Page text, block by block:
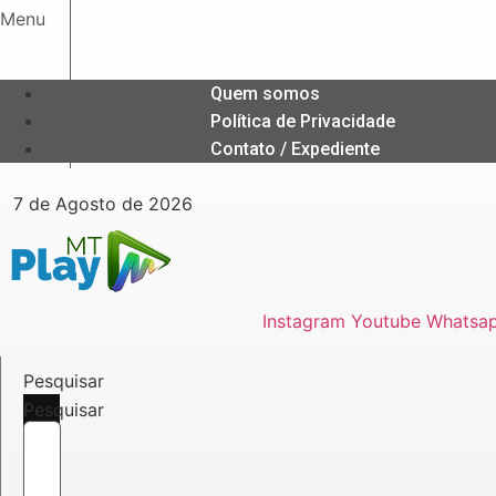
Ir
conteúdo
Menu
Quem somos
Política de Privacidade
Contato / Expediente
7 de Agosto de 2026
Instagram Youtube
Pesquisar
Pesquisar